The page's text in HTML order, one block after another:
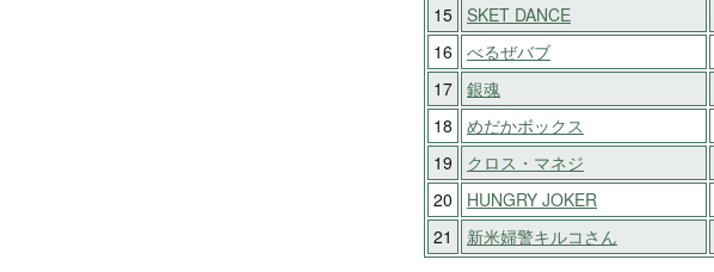
15 SKET DANCE
16
べるぜバブ
17 銀魂
18
めだかボックス
19
クロス・マネジ
20
HUNGRY JOKER
21
新米婦警キルコさん